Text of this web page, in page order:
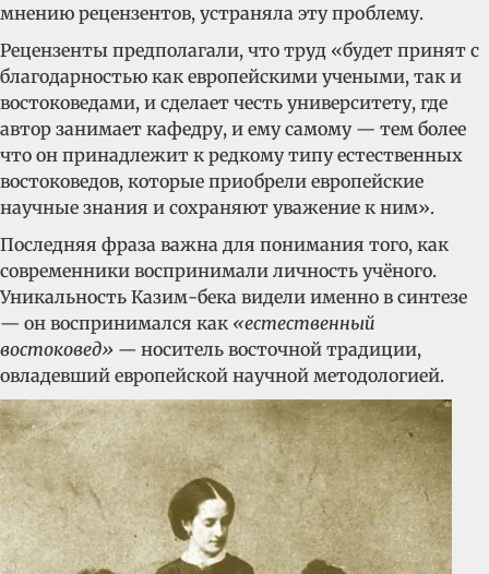
мнению рецензентов, устраняла эту проблему.
Рецензенты предполагали, что труд «будет принят с
благодарностью как европейскими учеными, так и
востоковедами, и сделает честь университету, где
автор занимает кафедру, и ему самому — тем более
что он принадлежит к редкому типу естественных
востоковедов, которые приобрели европейские
научные знания и сохраняют уважение к ним».
Последняя фраза важна для понимания того, как
современники воспринимали личность учёного.
Уникальность Казим-бека видели именно в синтезе
— он воспринимался как «естественный
востоковед» — носитель восточной традиции,
овладевший европейской научной методологией.